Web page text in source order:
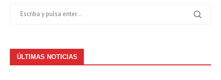
ÚLTIMAS NOTICIAS